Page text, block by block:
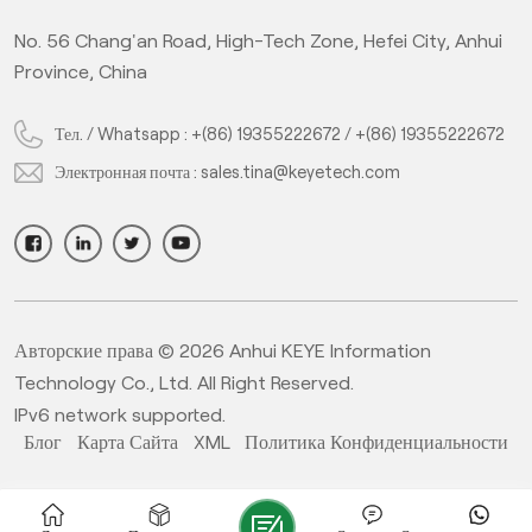
the system inspect the unqualified products greatly
improving production efficiency and ensuring product
inspection.</span></p>
No. 56 Chang'an Road, High-Tech Zone, Hefei City, Anhui
Province, China
Тел. / Whatsapp : +(86) 19355222672 / +(86) 19355222672
Электронная почта :sales.tina@keyetech.com
Авторские права © 2026 Anhui KEYE Information
Technology Co., Ltd. All Right Reserved.
IPv6 network supported.
Блог
Карта Сайта XML Политика Конфиденциальности